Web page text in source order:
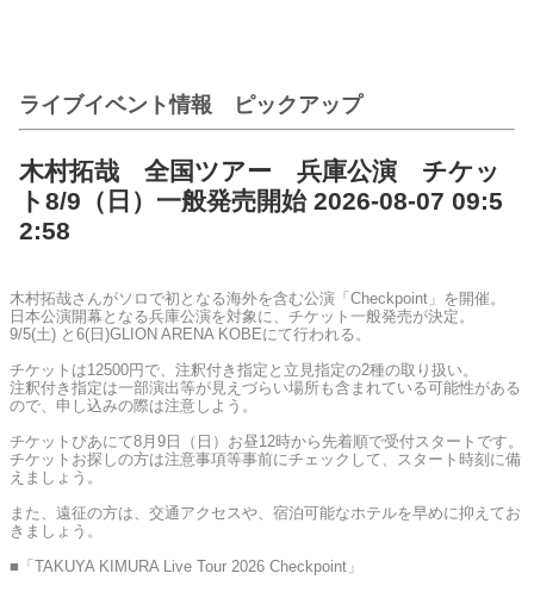
ライブイベント情報 ピックアップ
木村拓哉 全国ツアー 兵庫公演 チケッ
ト8/9（日）一般発売開始 2026-08-07 09:5
2:58
木村拓哉さんがソロで初となる海外を含む公演「Checkpoint」を開催。
日本公演開幕となる兵庫公演を対象に、チケット一般発売が決定。
9/5(土) と6(日)GLION ARENA KOBEにて行われる。
チケットは12500円で、注釈付き指定と立見指定の2種の取り扱い。
注釈付き指定は一部演出等が見えづらい場所も含まれている可能性がある
ので、申し込みの際は注意しよう。
チケットぴあにて8月9日（日）お昼12時から先着順で受付スタートです。
チケットお探しの方は注意事項等事前にチェックして、スタート時刻に備
えましょう。
また、遠征の方は、交通アクセスや、宿泊可能なホテルを早めに抑えてお
きましょう。
■「TAKUYA KIMURA Live Tour 2026 Checkpoint」